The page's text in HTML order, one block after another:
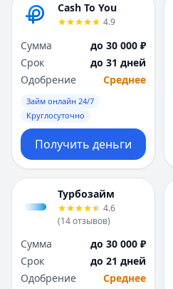
Cash To You
4.9
Сумма
до 30 000 ₽
Срок
до 31 дней
Одобрение
Среднее
Займ онлайн 24/7
Круглосуточно
Получить деньги
Турбозайм
4.6
(14отзывов)
Сумма
до 30 000 ₽
Срок
до 21 дней
Одобрение
Среднее